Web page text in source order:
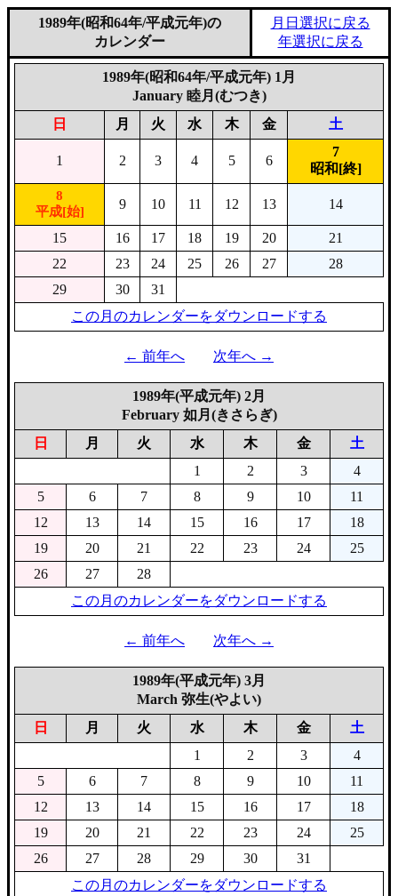
1989年(昭和64年/平成元年)の
カレンダー
月日選択に戻る
年選択に戻る
1989年(昭和64年/平成元年) 1月
January 睦月(むつき)
日
月 火 水 木 金 土
1 2 3 4 5 6
7
昭和[終]
8
平成[始]
9 10 11 12 13 14
15 16 17 18 19 20
21
22
23 24 25 26 27
28
29
30
31
この月のカレンダーをダウンロードする
← 前年へ 次年へ →
1989年(平成元年) 2月
February 如月(きさらぎ)
日
月 火 水 木 金
土
1
2 3
4
5
6 7 8 9 10
11
12
13 14 15 16 17
18
19
20 21 22 23 24
25
26
27
28
この月のカレンダーをダウンロードする
← 前年へ 次年へ →
1989年(平成元年) 3月
March 弥生(やよい)
日
月 火 水 木 金
土
1
2 3
4
5
6 7 8 9 10
11
12
13 14 15 16 17
18
19
20 21 22 23 24
25
26
27 28 29 30
31
この月のカレンダーをダウンロードする